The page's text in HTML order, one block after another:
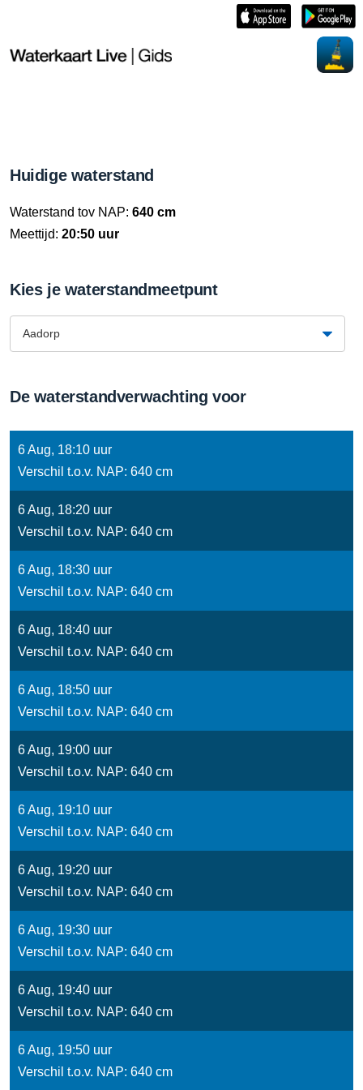
Huidige waterstand
Waterstand tov NAP: 640 cm
Meettijd: 20:50 uur
Kies je waterstandmeetpunt
De waterstandverwachting voor
6 Aug, 18:10 uur
Verschil t.o.v. NAP: 640 cm
6 Aug, 18:20 uur
Verschil t.o.v. NAP: 640 cm
6 Aug, 18:30 uur
Verschil t.o.v. NAP: 640 cm
6 Aug, 18:40 uur
Verschil t.o.v. NAP: 640 cm
6 Aug, 18:50 uur
Verschil t.o.v. NAP: 640 cm
6 Aug, 19:00 uur
Verschil t.o.v. NAP: 640 cm
6 Aug, 19:10 uur
Verschil t.o.v. NAP: 640 cm
6 Aug, 19:20 uur
Verschil t.o.v. NAP: 640 cm
6 Aug, 19:30 uur
Verschil t.o.v. NAP: 640 cm
6 Aug, 19:40 uur
Verschil t.o.v. NAP: 640 cm
6 Aug, 19:50 uur
Verschil t.o.v. NAP: 640 cm